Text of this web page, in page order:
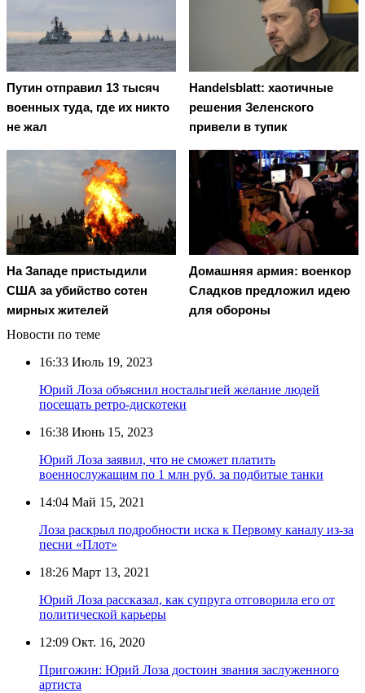
Путин отправил 13 тысяч
военных туда, где их никто
не жал
Handelsblatt: хаотичные
решения Зеленского
привели в тупик
На Западе пристыдили
США за убийство сотен
мирных жителей
Домашняя армия: военкор
Сладков предложил идею
для обороны
Новости по теме
16:33 Июль 19, 2023
Юрий Лоза объяснил ностальгией желание людей
посещать ретро-дискотеки
16:38 Июнь 15, 2023
Юрий Лоза заявил, что не сможет платить
военнослужащим по 1 млн руб. за подбитые танки
14:04 Май 15, 2021
Лоза раскрыл подробности иска к Первому каналу из-за
песни «Плот»
18:26 Март 13, 2021
Юрий Лоза рассказал, как супруга отговорила его от
политической карьеры
12:09 Окт. 16, 2020
Пригожин: Юрий Лоза достоин звания заслуженного
артиста